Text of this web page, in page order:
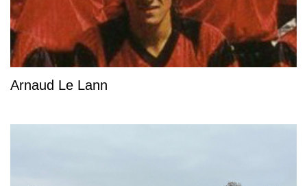
Arnaud Le Lann